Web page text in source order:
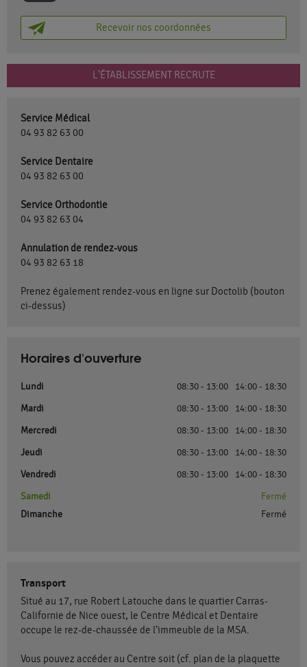
Recevoir nos coordonnées
L'ÉTABLISSEMENT RECRUTE
Service Médical
04 93 82 63 00
Service Dentaire
04 93 82 63 00
Service Orthodontie
04 93 82 63 04
Annulation de rendez-vous
04 93 82 63 18
Prenez également rendez-vous en ligne sur Doctolib (bouton
ci-dessus)
Horaires d'ouverture
Lundi 08:30 - 13:00 14:00 - 18:30
Mardi 08:30 - 13:00 14:00 - 18:30
Mercredi 08:30 - 13:00 14:00 - 18:30
Jeudi 08:30 - 13:00 14:00 - 18:30
Vendredi 08:30 - 13:00 14:00 - 18:30
Samedi
Fermé
Dimanche
Fermé
Transport
Situé au 17, rue Robert Latouche dans le quartier Carras-
Californie de Nice ouest, le Centre Médical et Dentaire
occupe le rez-de-chaussée de l’immeuble de la MSA.
Vous pouvez accéder au Centre soit (cf. plan de la plaquette